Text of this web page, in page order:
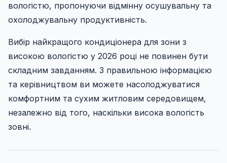
вологістю, пропонуючи відмінну осушувальну та
охолоджувальну продуктивність.
Вибір найкращого кондиціонера для зони з
високою вологістю у 2026 році не повинен бути
складним завданням. З правильною інформацією
та керівництвом ви можете насолоджуватися
комфортним та сухим житловим середовищем,
незалежно від того, наскільки висока вологість
зовні.